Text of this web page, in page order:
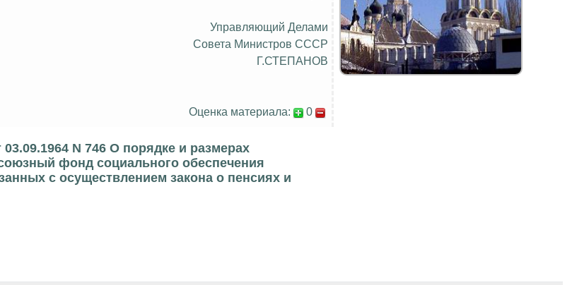
Управляющий Делами
Совета Министров СССР
Г.СТЕПАНОВ
Оценка материала: 0
N 746 О порядке и размерах
фонд социального обеспечения
с осуществлением закона о пенсиях и